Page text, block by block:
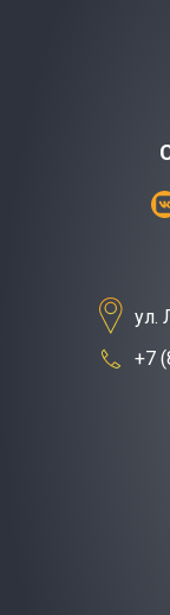
ул.
+7